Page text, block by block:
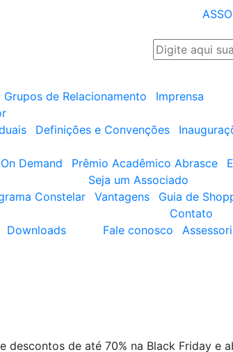
Grupos de Relacionamento
Imprensa
Definições e Convenções
On Demand Prêmio Acadêmico Abrasce
Seja um Associado
Constelar
Vantagens Guia de
Downloads
Contato
Fale conosco
descontos de até 70% na Black Friday e